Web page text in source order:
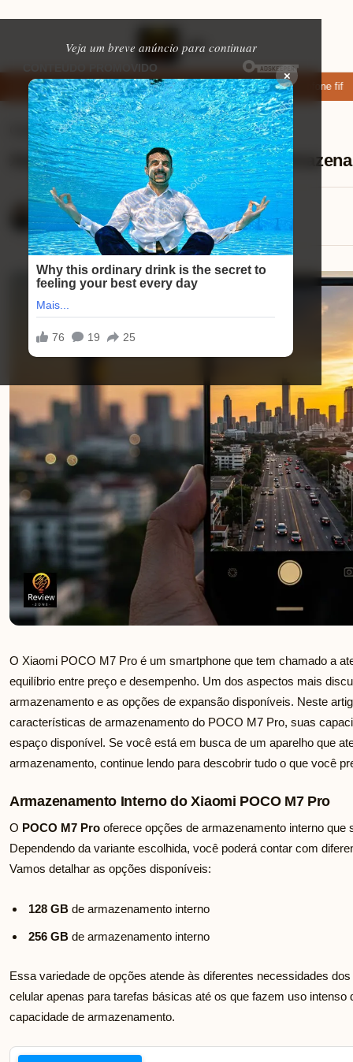
Veja um breve anúncio para continuar
×
apps de namoro que permitem enviar fotos e vídeos Microfone fifine
Celulares ⏱ 9 min de leitura
Xiaomi POCO M7 Pro tudo sobre
Eduardo Martins
14/08/2025
O Xiaomi POCO M7 Pro é um smartphone que tem chamado a
equilíbrio entre preço e desempenho. Um dos aspectos mais
armazenamento e as opções de expansão disponíveis. Neste
características de armazenamento do POCO M7 Pro, suas
espaço disponível. Se você está em busca de um aparelho que
armazenamento, continue lendo para descobrir tudo o que você
Armazenamento Interno do Xiaomi POCO M7 Pro
O POCO M7 Pro oferece opções de armazenamento interno
Dependendo da variante escolhida, você poderá contar com
Vamos detalhar as opções disponíveis:
128 GB de armazenamento interno
256 GB de armazenamento interno
Essa variedade de opções atende às diferentes necessidades
celular apenas para tarefas básicas até os que fazem uso
capacidade de armazenamento.